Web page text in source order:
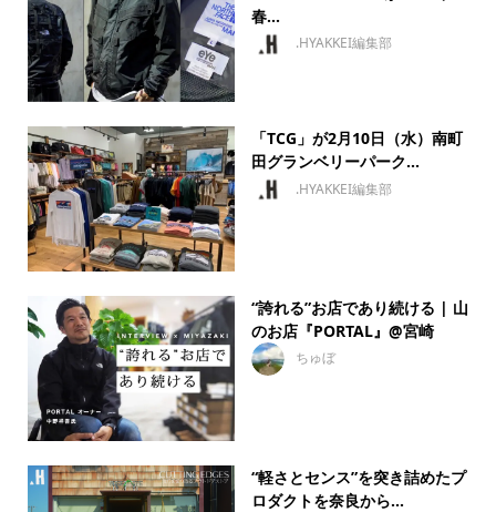
春...
.HYAKKEI編集部
「TCG」が2月10日（水）南町
田グランベリーパーク...
.HYAKKEI編集部
“誇れる”お店であり続ける | 山
のお店『PORTAL』@宮崎
ちゅぼ
“軽さとセンス”を突き詰めたプ
ロダクトを奈良から...